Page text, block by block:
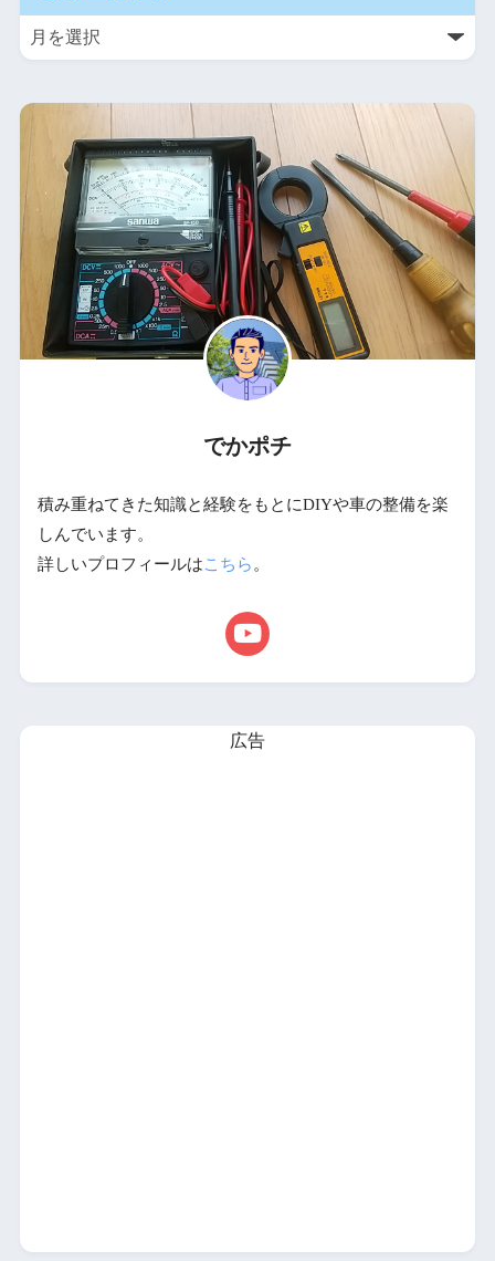
でかポチ
積み重ねてきた知識と経験をもとにDIYや車の整備を楽
しんでいます。
詳しいプロフィールはこちら 。
広告